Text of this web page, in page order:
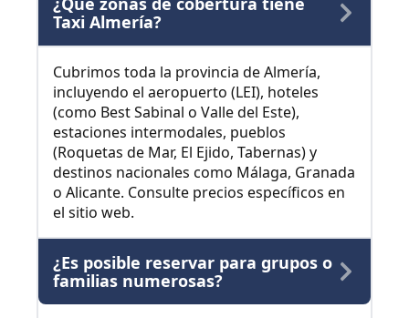
Taxi Almería?
Cubrimos toda la provincia de Almería,
incluyendo el aeropuerto (LEI), hoteles
(como Best Sabinal o Valle del Este),
estaciones intermodales, pueblos
(Roquetas de Mar, El Ejido, Tabernas) y
destinos nacionales como Málaga, Granada
o Alicante. Consulte precios específicos en
el sitio web.
¿Es posible reservar para grupos o
familias numerosas?